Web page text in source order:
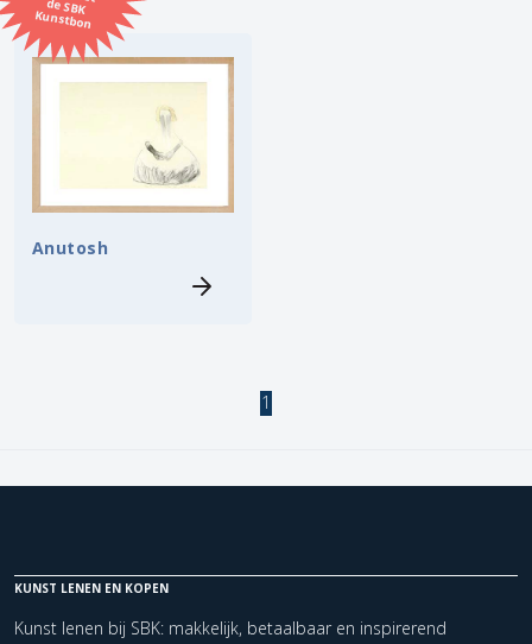
Kunstbon
Kunstenaar
Orientatie
Kleur
Anutosh
1
KUNST LENEN EN KOPEN
Kunst lenen bij SBK: makkelijk, betaalbaar en inspirerend